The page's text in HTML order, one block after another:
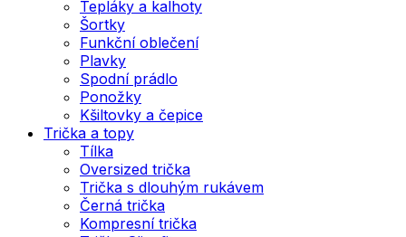
Tepláky a kalhoty
Šortky
Funkční oblečení
Plavky
Spodní prádlo
Ponožky
Kšiltovky a čepice
Trička a topy
Tílka
Oversized trička
Trička s dlouhým rukávem
Černá trička
Kompresní trička